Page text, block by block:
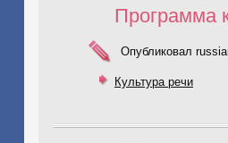
Программа
Опубликовал
Культура речи